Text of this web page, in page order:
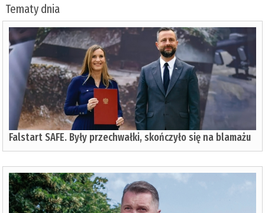
Tematy dnia
Falstart SAFE. Były przechwałki, skończyło się na blamażu